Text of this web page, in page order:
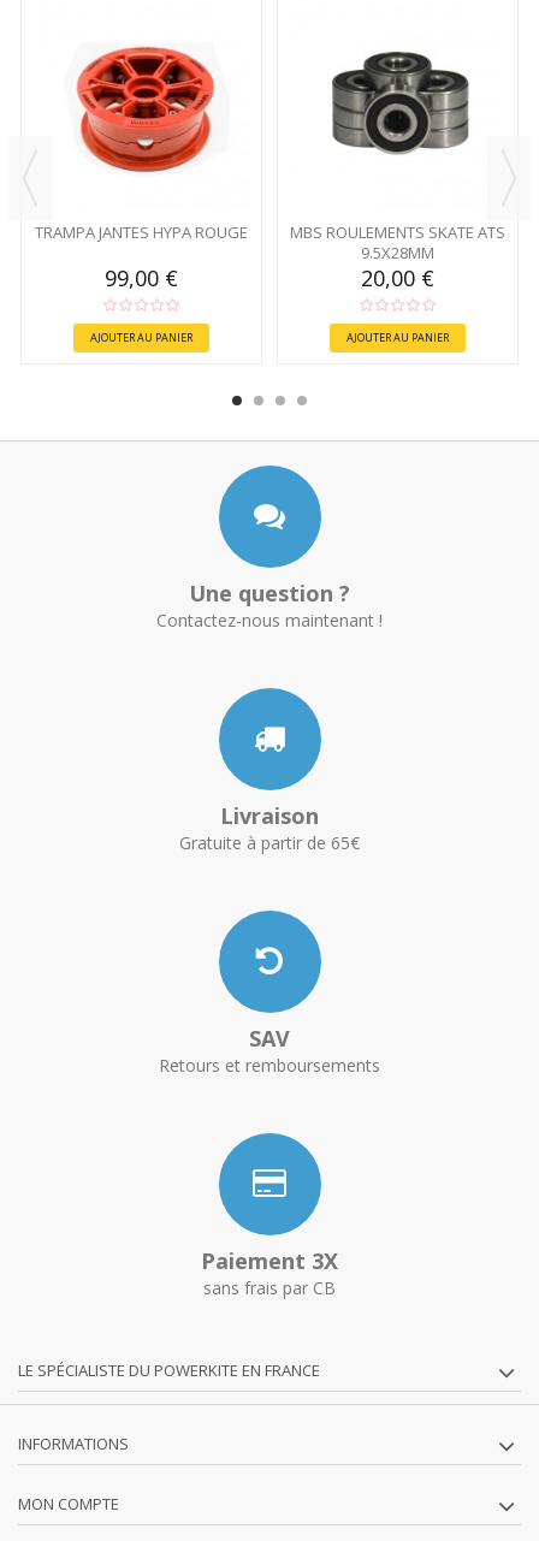
TRAMPA JANTES HYPA ROUGE
99,00 €
AJOUTER AU PANIER
MBS ROULEMENTS SKATE ATS
9.5X28MM
20,00 €
AJOUTER AU PANIER
Une question ?
Contactez-nous maintenant !
Livraison
Gratuite à partir de 65€
SAV
Retours et remboursements
Paiement 3X
sans frais par CB
LE SPÉCIALISTE DU POWERKITE EN FRANCE
INFORMATIONS
MON COMPTE